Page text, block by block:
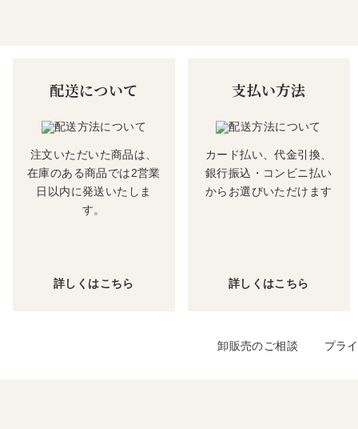
配送について
注文いただいた商品は、
在庫のある商品では2営業
日以内に発送いたしま
す。
詳しくはこちら
支払い方法
カード払い、代金引換、
銀行振込・コンビニ払い
からお選びいただけます
詳しくはこちら
卸販売のご相談 プラ